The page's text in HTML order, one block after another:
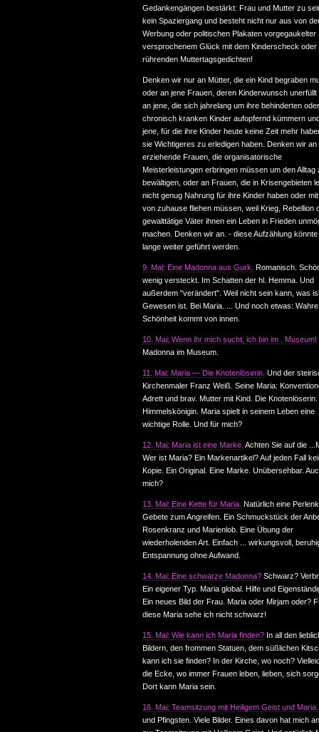
Gedankengängen bestärkt: Frau und Mutter zu
kein Spaziergang und besteht nicht nur aus von
Werbung oder politischen Plakaten vorgegaukelter
versprochenem Glück mit dem Kinderscheck oder
rührenden Muttertagsgedichten!
Denken wir nur an Mütter, die ein Kind begraben
oder an jene Frauen, deren Kinderwunsch unerfüllt
an jene, die sich jahrelang um ihre behinderten oder
chronisch kranken Kinder aufopfernd kümmern
jene, für die ihre Kinder heute keine Zeit mehr
sie Wichtigeres zu erledigen haben. Denken wir an
erziehende Frauen, die organisatorische
Meisterleistungen erbringen müssen um den Alltag
bewältigen, oder an Frauen, die in Krisengebieten
nicht genug Nahrung für ihre Kinder haben oder
von zuhause fliehen müssen, weil Krieg, Rebellion
gewalttätige Väter ihnen ein Leben in Frieden
machen. Denken wir an. - diese Aufzählung
lange weiter geführt werden.
9. Mai: Eine Madonna aus Gurk. Romanisch.
wenig versteckt. Im Schatten der hl. Hemma. Und
außerdem "verändert". Weil nicht sein kann, was
Gewesen ist. Bei Maria. ... Und noch etwas: Wahre
Schönheit kommt von innen.
10. Mai: Wenn ihr mich sucht, ich bin im . Museum!
Madonna im Museum.
11. Mai: Maria — Die Knotenlöserin. Und der
Kirchenmaler Franz Weiß. Seine Maria:
Adrett und brav. Mutter mit Kind. Die Knotenlöserin.
Himmelskönigin. Maria spielt in seinem Leben eine
wichtige Rolle. Und für mich?
12. Mai: Maria ist eine Marke. Achten Sie auf die
Wer ist Maria? Ein Markenartikel? Auf jeden Fall
Kopie. Ein Original. Eine Marke. Unübersehbar.
mich?
13. Mai: Eine Kette für Maria. Natürlich eine
Gebete zum Angreifen. Ein Schmuckstück der
Rosenkranz und Marienlob. Eine Übung der
wiederholenden Art. Einfach ... wirkungsvoll,
Entspannung ohne Aufwand.
14. Mai: Eine schwarze Madonna? Schwarz?
Ein eigener Typ. Maria global. Hilfe und
Ein neues Bild der Frau. Maria oder Mirjam oder?
diese Maria sehe ich nicht schwarz!
15. Mai: Wie kann ich Maria finden? In all den
Bildern, den frommen Statuen, dem süßlichen
kann ich sie finden? In der Kirche, wo noch?
die Ecke, wo immer Frauen leben, lieben, sich
Dort kann Maria sein.
16. Mai: Teamsitzung mit Heiligem Geist und Maria.
und Pfingsten. Viele Bilder. Eines davon hat mich